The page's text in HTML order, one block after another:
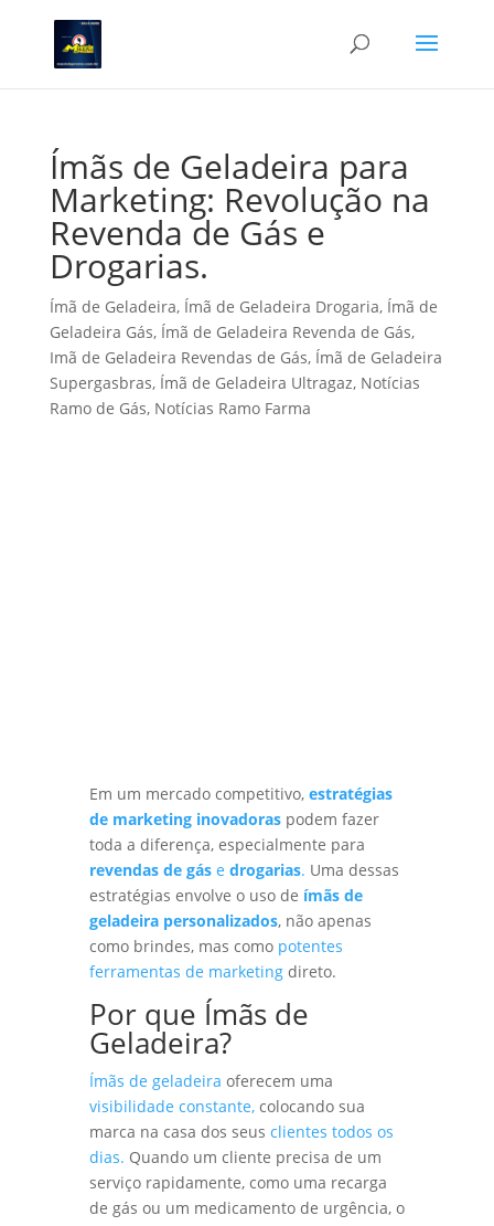
Ímãs de Geladeira para
Marketing: Revolução na
Revenda de Gás e
Drogarias.
Ímã de Geladeira, Ímã de Geladeira Drogaria, Ímã de
Geladeira Gás, Ímã de Geladeira Revenda de Gás,
Imã de Geladeira Revendas de Gás, Ímã de Geladeira
Supergasbras, Ímã de Geladeira Ultragaz, Notícias
Ramo de Gás, Notícias Ramo Farma
Em um mercado competitivo, estratégias
de marketing inovadoraspodem fazer
toda a diferença, especialmente para
revendas de gáse drogarias. Uma dessas
estratégias envolve o uso de ímãs de
geladeira personalizados, não apenas
como brindes, mas como potentes
ferramentas de marketingdireto.
Por que Ímãs de
Geladeira?
Ímãs de geladeira oferecem uma
visibilidade constante,colocando sua
marca na casa dos seus clientes todos os
dias. Quando um cliente precisa de um
serviço rapidamente, como uma recarga
de gás ou um medicamento de urgência, o